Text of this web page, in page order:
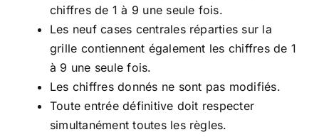
chiffres de 1 à 9 une seule fois.
Les neuf cases centrales réparties sur la
grille contiennent également les chiffres de 1
à 9 une seule fois.
Les chiffres donnés ne sont pas modifiés.
Toute entrée définitive doit respecter
simultanément toutes les règles.